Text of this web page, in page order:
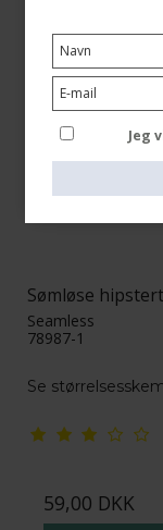
Sømløse
Seamless
78987-1
Se
59,00 DKK
Jeg